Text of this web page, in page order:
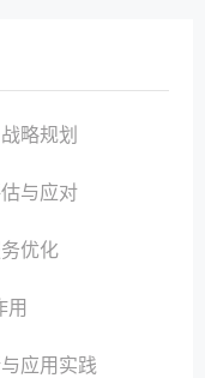
略规划
与应对
优化
用
应用实践